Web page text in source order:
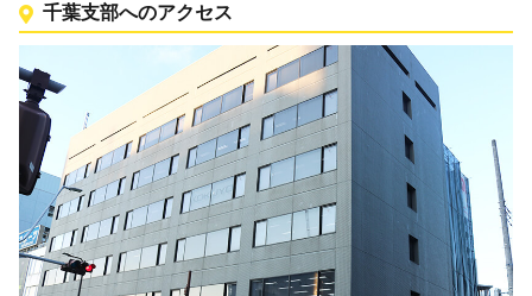
千葉支部へのアクセス